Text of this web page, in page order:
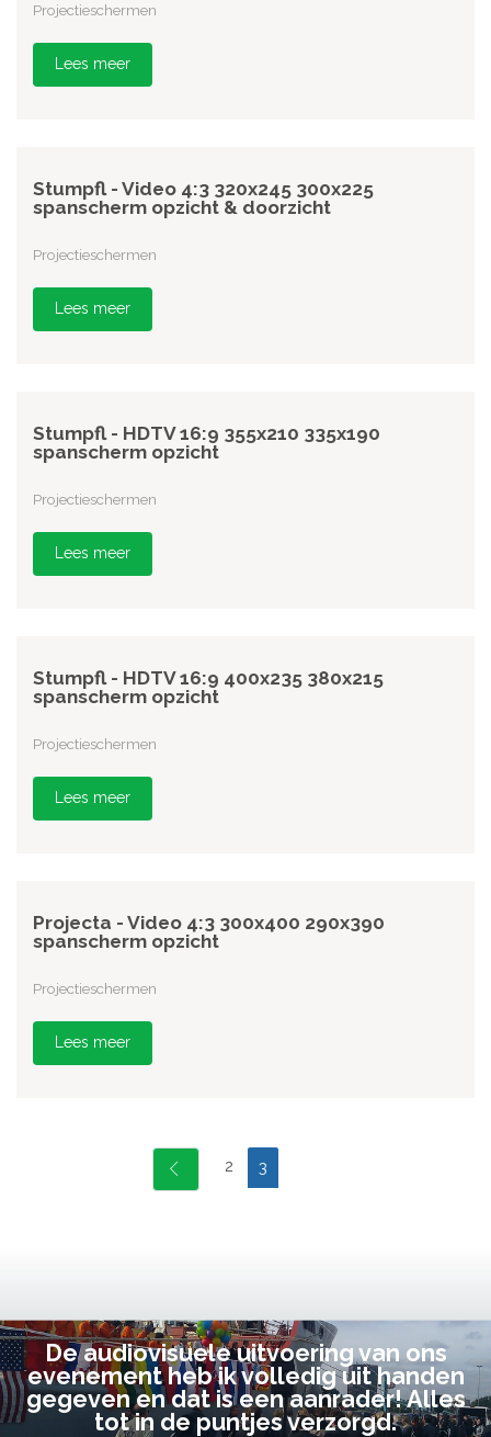
Projectieschermen
Lees meer
Stumpfl - Video 4:3 320x245 300x225
spanscherm opzicht & doorzicht
Projectieschermen
Lees meer
Stumpfl - HDTV 16:9 355x210 335x190
spanscherm opzicht
Projectieschermen
Lees meer
Stumpfl - HDTV 16:9 400x235 380x215
spanscherm opzicht
Projectieschermen
Lees meer
Projecta - Video 4:3 300x400 290x390
spanscherm opzicht
Projectieschermen
Lees meer
2 3
De audiovisuele uitvoering van ons
evenement heb ik volledig uit handen
gegeven en dat is een aanrader! Alles
tot in de puntjes verzorgd.